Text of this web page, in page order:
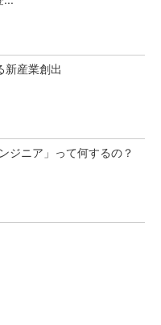
新産業創出
ジニア」って何するの？